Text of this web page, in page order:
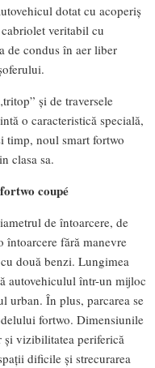
dotat cu acoperiş
veritabil cu
de condus în aer liber
şi de traversele
o caracteristică specială,
timp, noul smart fortwo
clasa sa.
coupé
de întoarcere, de
întoarcere fără manevre
două benzi. Lungimea
autovehiculul într-un mijloc
urban. În plus, parcarea se
fortwo. Dimensiunile
și vizibilitatea periferică
dificile și strecurarea